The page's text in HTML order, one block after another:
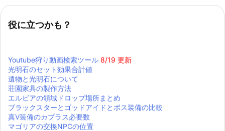
役に立つかも？
Youtube狩り動画検索ツール 8/19 更新
光明石のセット効果合計値
遺物と光明石について
荘園家具の製作方法
エルビアの領域ドロップ場所まとめ
ブラックスターとゴッドアイドとボス装備の比較
真Ⅴ装備のカプラス必要数
マゴリアの交換NPCの位置